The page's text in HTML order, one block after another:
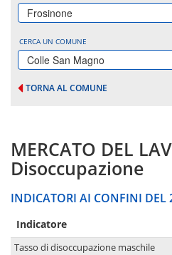
Frosinone
CERCA UN COMUNE
Colle San Magno
TORNA AL COMUNE
MERCATO DEL
Disoccupazione
INDICATORI AI CONFINI DEL
Indicatore
Tasso di disoccupazione maschile